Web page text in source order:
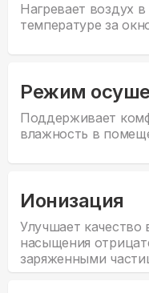
Нагревает воздух
температуре за
Режим
Поддерживает
влажность в
Ионизация
Улучшает качество
насыщения
заряженными